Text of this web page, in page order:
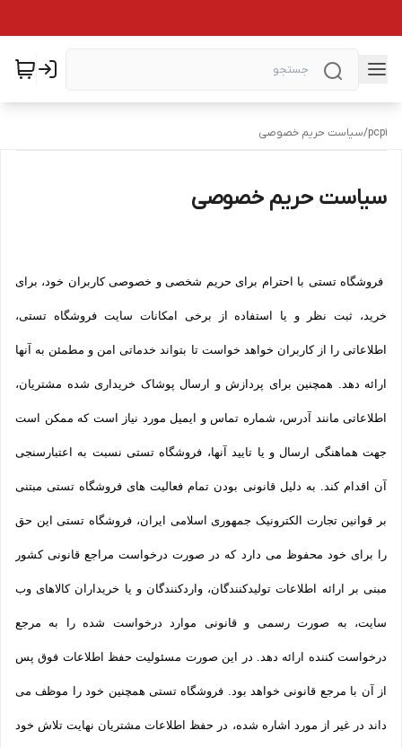
pcp1
/سیاست حریم خصوصی
سیاست حریم خصوصی
فروشگاه تستی با احترام برای حریم شخصی و خصوصی کاربران خود، برای
خرید، ثبت نظر و یا استفاده از برخی امکانات سایت فروشگاه تستی،
اطلاعاتی را از کاربران خواهد خواست تا بتواند خدماتی امن و مطمئن به آنها
ارائه دهد. همچنین برای پردازش و ارسال پوشاک خریداری شده مشتریان،
اطلاعاتی مانند آدرس، شماره تماس و ایمیل مورد نیاز است که ممکن است
جهت هماهنگی ارسال و یا تایید آنها، فروشگاه تستی نسبت به اعتبارسنجی
آن اقدام کند. به دلیل قانونی بودن تمام فعالیت های فروشگاه تستی مبتنی
بر قوانین تجارت الکترونیک جمهوری اسلامی ایران، فروشگاه تستی این حق
را برای خود محفوظ می دارد که در صورت درخواست مراجع قانونی کشور
مبنی بر ارائه اطلاعات تولیدکنندگان، واردکنندگان و یا خریداران کالاهای وب
سایت، به صورت رسمی و قانونی موارد درخواست شده را به مرجع
درخواست کننده ارائه دهد. در این صورت مسئولیت حفظ اطلاعات فوق پس
از آن با مرجع قانونی خواهد بود. فروشگاه تستی همچنین خود را موظف می
داند در غیر از مورد اشاره شده، در حفظ اطلاعات مشتریان نهایت تلاش خود